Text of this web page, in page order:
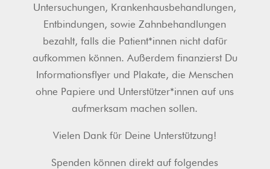
Untersuchungen, Krankenhausbehandlungen,
Entbindungen, sowie Zahnbehandlungen
bezahlt, falls die Patient*innen nicht dafür
aufkommen können. Außerdem finanzierst Du
Informationsflyer und Plakate, die Menschen
ohne Papiere und Unterstützer*innen auf uns
aufmerksam machen sollen.
Vielen Dank für Deine Unterstützung!
Spenden können direkt auf folgendes